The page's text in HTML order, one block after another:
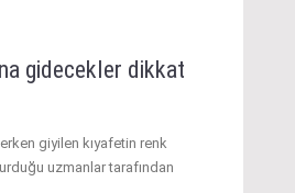
gidecekler dikkat
giyilen kıyafetin renk
uzmanlar tarafından